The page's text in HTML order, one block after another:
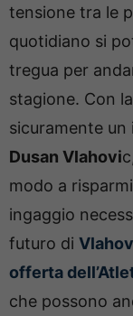
tensione tra le
quotidiano si
tregua per
stagione. Con
sicuramente
Dusan Vlahovi
modo a
ingaggio
futuro di
offerta
che possono